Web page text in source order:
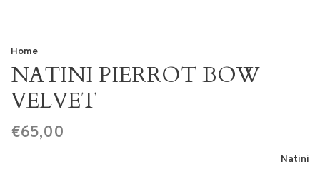
Home
NATINI PIERROT BOW
VELVET
€65,00
Natini